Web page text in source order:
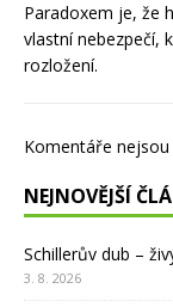
Paradoxem je, že
vlastní nebezpečí,
rozložení.
Komentáře nejsou
NEJNOVĚJŠÍ
Schillerův dub –
3. 8. 2026